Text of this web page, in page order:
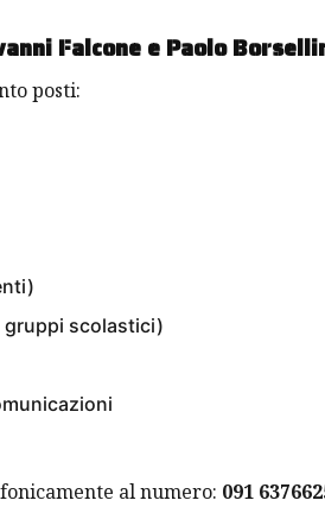
maggio 2020, XXVIII
meglio l’evento
Falcone e Paolo
posti:
gruppi scolastici)
al numero: 091